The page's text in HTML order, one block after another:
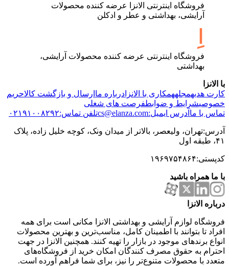
فروشگاه اینترنتی الانزا عرضه کننده محصولات
آرایشی، بهداشتی و عطر و ادکلن
فروشگاه اینترنتی عرضه کننده محصولات آرایشی،
بهداشتی
با الانزا
کارت هدیهمجلههمکاری با الانزا درباره ما ارسال و بازگشت کالاحریم
خصوصیشرایط و ضوابطفرصت های شغلی
تماس با ما آدرس ایمیل:cs@elanza.com تلفن تماس:۰۲۱۹۱۰۰۸۲۹۲
آدرس:تهران، ولیعصر، بالاتر از میدان ونک، کوچه خلیل زاده، پلاک
۴۱، طبقه اول
کدپستی:۱۹۶۹۷۵۴۸۶۴
با ما همراه باشید
درباره الانزا
فروشگاه لوازم آرایشی و بهداشتی الانزا مکانی است برای همه
افراد تا بتوانند با اطمینان کامل، مناسب‌ترین و بهترین محصولات
انواع برندهای موجود در بازار را تهیه کنند. همچنین الانزا در جهت
احترام به حقوق مصرف کنندگان امکان خرید از فروشگاه‌های
متعدد با محصولات متنوع‌تر را نیز، برای شما فراهم آورده است.